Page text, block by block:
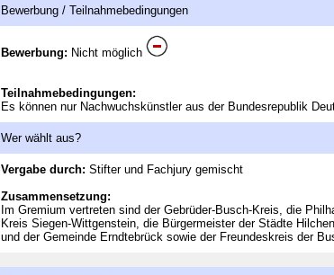
Bewerbung / Teilnahmebedingungen
Bewerbung: Nicht möglich
Teilnahmebedingungen:
Es können nur Nachwuchskünstler aus der Bundesrepublik
Wer wählt aus?
Vergabe durch: Stifter und Fachjury gemischt
Zusammensetzung:
Im Gremium vertreten sind der Gebrüder-Busch-Kreis, die
Kreis Siegen-Wittgenstein, die Bürgermeister der Städte
und der Gemeinde Erndtebrück sowie der Freundeskreis der